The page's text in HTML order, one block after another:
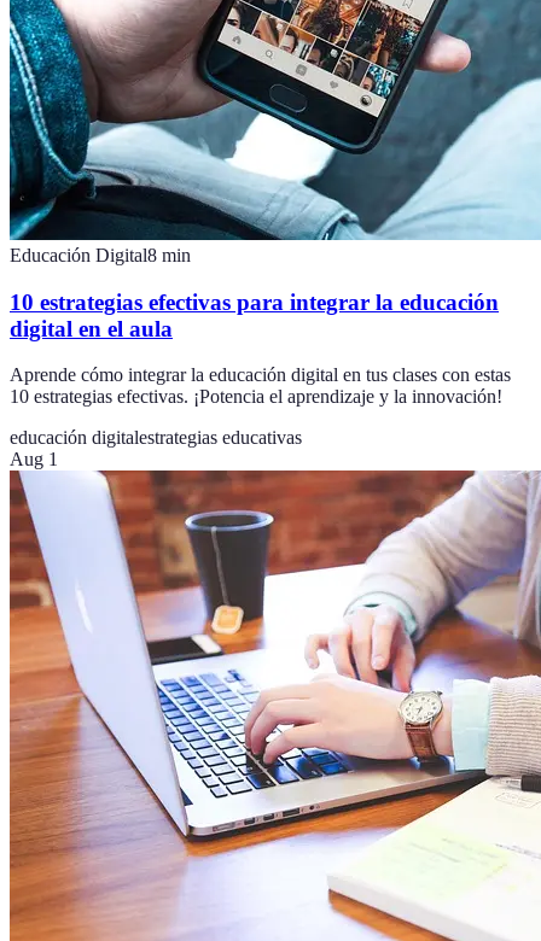
Educación Digital8 min
10 estrategias efectivas para integrar la educación
digital en el aula
Aprende cómo integrar la educación digital en tus clases con estas
10 estrategias efectivas. ¡Potencia el aprendizaje y la innovación!
educación digitalestrategias educativas
Aug 1